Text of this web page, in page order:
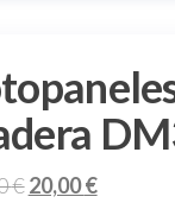
€El
20,00€El